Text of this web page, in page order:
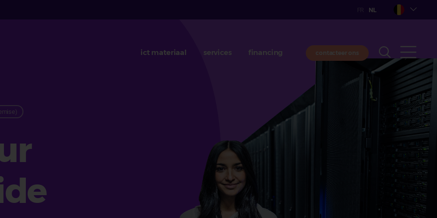
ict materiaal services financing contacteer ons